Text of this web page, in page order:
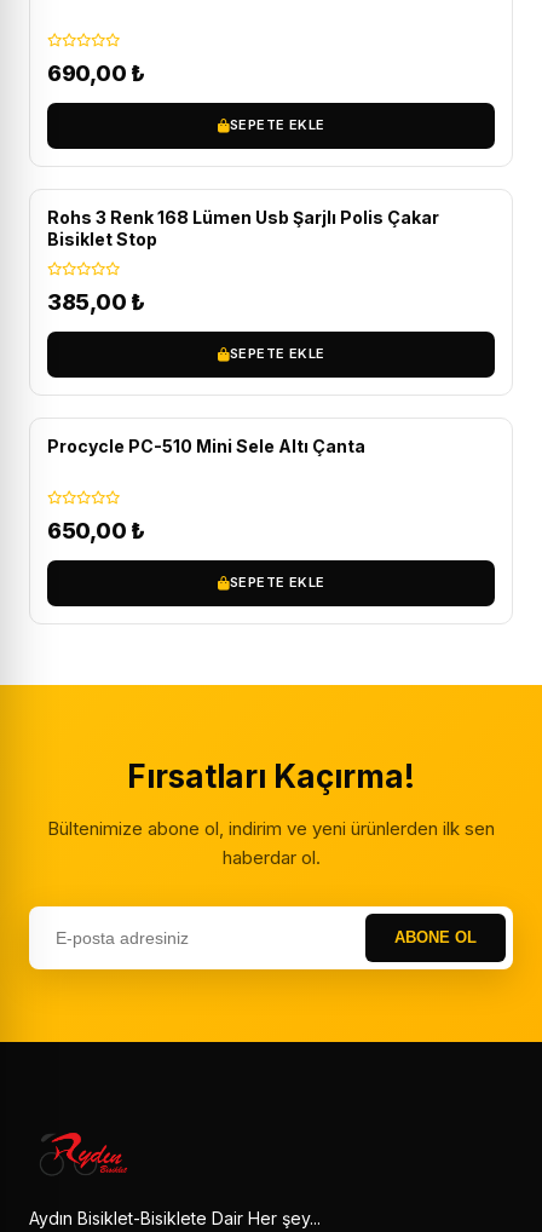
690,00 ₺
SEPETE EKLE
Rohs 3 Renk 168 Lümen Usb Şarjlı Polis Çakar
Bisiklet Stop
385,00 ₺
SEPETE EKLE
Procycle PC-510 Mini Sele Altı Çanta
650,00 ₺
SEPETE EKLE
Fırsatları Kaçırma!
Bültenimize abone ol, indirim ve yeni ürünlerden ilk sen
haberdar ol.
ABONE OL
Aydın Bisiklet-Bisiklete Dair Her şey...